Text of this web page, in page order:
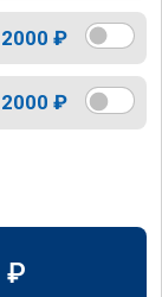
2000 ₽
2000 ₽
₽